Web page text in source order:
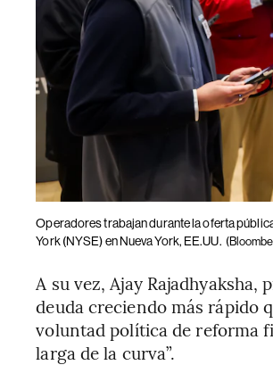
Operadores trabajan durante la oferta
York (NYSE) en Nueva York, EE.UU.
A su vez, Ajay Rajadhyaksha,
deuda creciendo más rápido
voluntad política de reforma
larga de la curva”.